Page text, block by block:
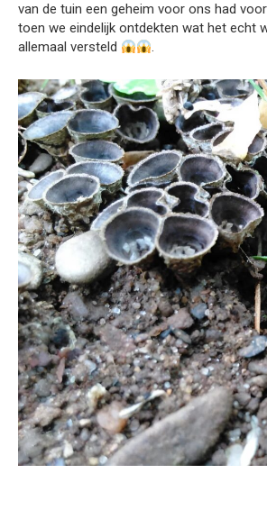
van de tuin een geheim voor ons had
toen we eindelijk ontdekten wat het echt
allemaal versteld
.